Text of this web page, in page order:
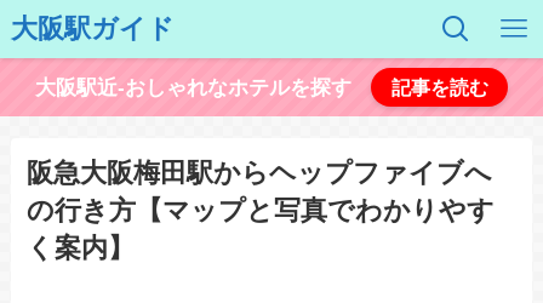
大阪駅ガイド
大阪駅近-おしゃれなホテルを探す 記事を読む
阪急大阪梅田駅からヘップファイブへ
の行き方【マップと写真でわかりやす
く案内】